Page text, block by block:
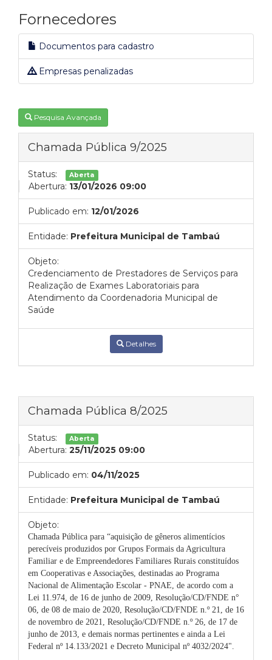
Fornecedores
Documentos para cadastro
Empresas penalizadas
Pesquisa Avançada
Chamada Pública 9/2025
Status: Aberta
Abertura: 13/01/2026 09:00
Publicado em: 12/01/2026
Entidade: Prefeitura Municipal de Tambaú
Objeto:
Credenciamento de Prestadores de Serviços para
Realização de Exames Laboratoriais para
Atendimento da Coordenadoria Municipal de
Saúde
Detalhes
Chamada Pública 8/2025
Status: Aberta
Abertura: 25/11/2025 09:00
Publicado em: 04/11/2025
Entidade: Prefeitura Municipal de Tambaú
Objeto:
Chamada Pública para “aquisição de gêneros alimentícios
perecíveis produzidos por Grupos Formais da Agricultura
Familiar e de Empreendedores Familiares Rurais constituídos
em Cooperativas e Associações, destinadas ao Programa
Nacional de Alimentação Escolar - PNAE, de acordo com a
Lei 11.974, de 16 de junho de 2009, Resolução/CD/FNDE n°
06, de 08 de maio de 2020, Resolução/CD/FNDE n.º 21, de 16
de novembro de 2021, Resolução/CD/FNDE n.º 26, de 17 de
junho de 2013, e demais normas pertinentes e ainda a Lei
Federal nº 14.133/2021 e Decreto Municipal nº 4032/2024".